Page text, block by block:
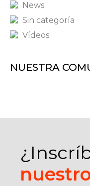
News
Sin categoría
Vídeos
NUESTRA